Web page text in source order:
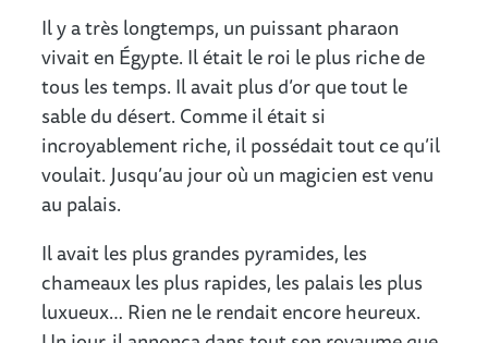
Il y a très longtemps, un puissant pharaon
vivait en Égypte. Il était le roi le plus riche de
tous les temps. Il avait plus d’or que tout le
sable du désert. Comme il était si
incroyablement riche, il possédait tout ce qu’il
voulait. Jusqu’au jour où un magicien est venu
au palais.
Il avait les plus grandes pyramides, les
chameaux les plus rapides, les palais les plus
luxueux… Rien ne le rendait encore heureux.